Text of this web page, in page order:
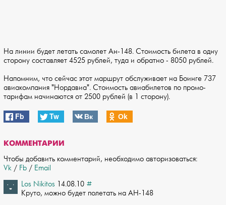
На линии будет летать самолет Ан-148. Стоимость билета в одну
сторону составляет 4525 рублей, туда и обратно - 8050 рублей.
Напомним, что сейчас этот маршрут обслуживает на Боинге 737
авиакомпания "Нордавиа". Стоимость авиабилетов по промо-
тарифам начинаются от 2500 рублей (в 1 сторону).
Fb Tw Вк Оk
КОММЕНТАРИИ
Чтобы добавить комментарий, необходимо авторизоваться:
Vk / Fb / Email
Los Nikitos 14.08.10 #
Круто, можно будет полетать на АН-148